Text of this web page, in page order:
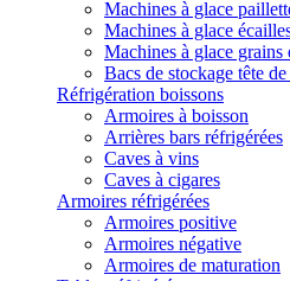
Machines à glace
Machines à glace
Machines à glace grains
Bacs de stockage tête
Réfrigération boissons
Armoires à boisson
Arrières bars réfrigérées
Caves à vins
Caves à cigares
Armoires réfrigérées
Armoires positive
Armoires négative
Armoires de maturation